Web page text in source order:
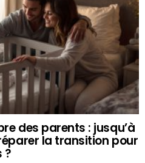
des parents : jusqu’à
la transition pour
?